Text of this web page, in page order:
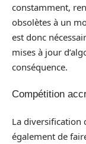
constamment,
obsolètes à un
est donc
mises à jour
conséquence.
Compétition
La diversification
également de